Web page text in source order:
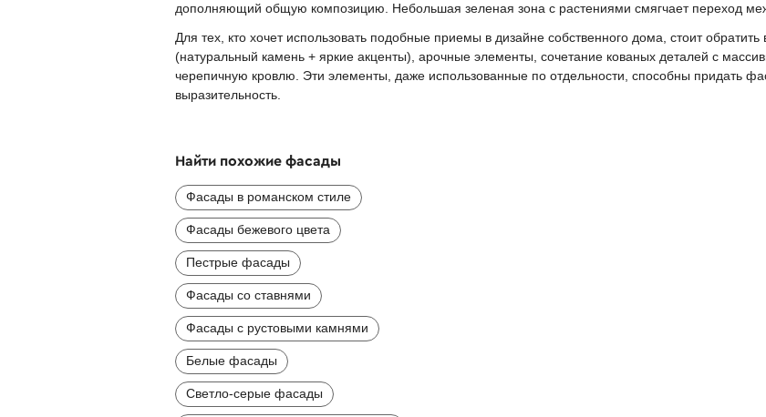
дополняющий общую композицию. Небольшая зеленая зона с растениями смягчает переход
Для тех, кто хочет использовать подобные приемы в дизайне собственного дома, стоит
(натуральный камень + яркие акценты), арочные элементы, сочетание кованых деталей с
черепичную кровлю. Эти элементы, даже использованные по отдельности, способны придать
выразительность.
Найти похожие фасады
Фасады в романском стиле
Фасады бежевого цвета
Пестрые фасады
Фасады со ставнями
Фасады с рустовыми камнями
Белые фасады
Светло-серые фасады